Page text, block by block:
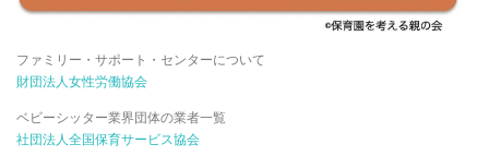
ファミリー・サポート・センターについて
財団法人女性労働協会
ベビーシッター業界団体の業者一覧
社団法人全国保育サービス協会